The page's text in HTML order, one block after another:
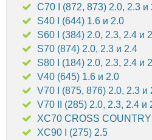
C70 I (872, 873) 2.0, 2.3 и
S40 I (644) 1.6 и 2.0
S60 I (384) 2.0, 2.3, 2.4 и
S70 (874) 2.0, 2.3 и 2.4
S80 I (184) 2.0, 2.3, 2.4 и
V40 (645) 1.6 и 2.0
V70 I (875, 876) 2.0, 2.3 и
V70 II (285) 2.0, 2.3, 2.4 и
XC70 CROSS
XC90 I (275) 2.5